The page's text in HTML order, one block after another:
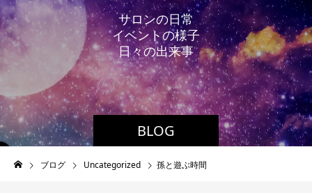
BLOG
サロンの日常
イベン トの様子
日々の出来事
ブログ Uncategorized 孫と遊ぶ時間